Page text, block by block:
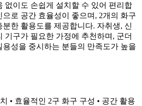
없이도 손쉽게 설치할 수 있어 편리합
로 공간 효율성이 좋으며, 2개의 화구
한 활용도를 제공합니다. 자취생, 신
기구가 필요한 가정에 추천하며, 군더
용성을 중시하는 분들의 만족도가 높을
• 효율적인 2구 화구 구성 • 공간 활용